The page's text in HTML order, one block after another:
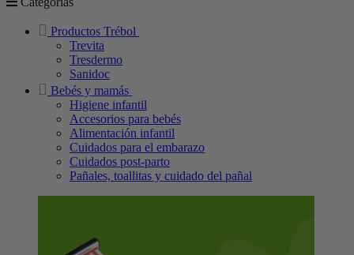
Productos Trébol
Trevita
Tresdermo
Sanidoc
Bebés y mamás
Higiene infantil
Accesorios para bebés
Alimentación infantil
Cuidados para el embarazo
Cuidados post-parto
Pañales, toallitas y cuidado del pañal